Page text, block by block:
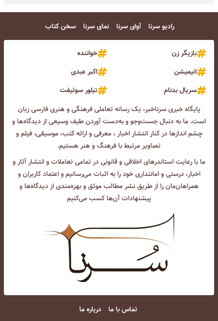
رادیو سرنا آوای سرنا نمای سرنا سخن کتاب
بازیگر زن
خواننده
انیمیشن
اکبر عبدی
سریال بدنام
تیلور سوئیفت
پایگاه خبری سرناخبر، یک رسانه تعاملی فرهنگی و هنری فارسی زبان
است. ما به دنبال جست‌و‌جو و به‌دست آوردن طیف وسیعی از دیدگاه‌ها و
چشم انداز‌ها در کنار انتشار اخبار ، معرفی و ارائه کتب، موسیقی، فیلم و
تصاویر مرتبط با فرهنگ و هنر هستیم.
ما با رعایت استاندرهای اخلاقی و قانونی در تمامی تعاملات و انتشار آثار و
اخبار، درستی و امانتداری خود را به اثبات می‌رسانیم و اعتماد کاربران و
همراهان‌مان را از طریق نشر مطالب موثق و بهره‌مندی از دیدگاه‌ها و
پیشنهادات آن‌ها کسب می‌کنیم
تماس با ما درباره ما